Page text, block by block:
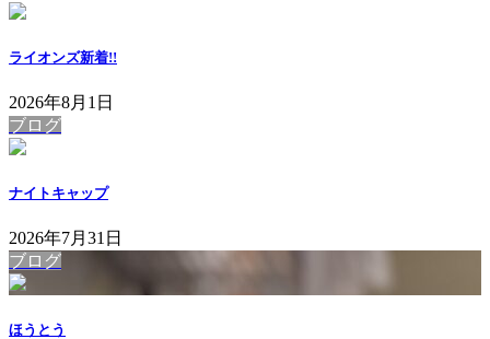
ライオンズ新着!!
2026年8月1日
ブログ
ナイトキャップ
2026年7月31日
ブログ
ほうとう